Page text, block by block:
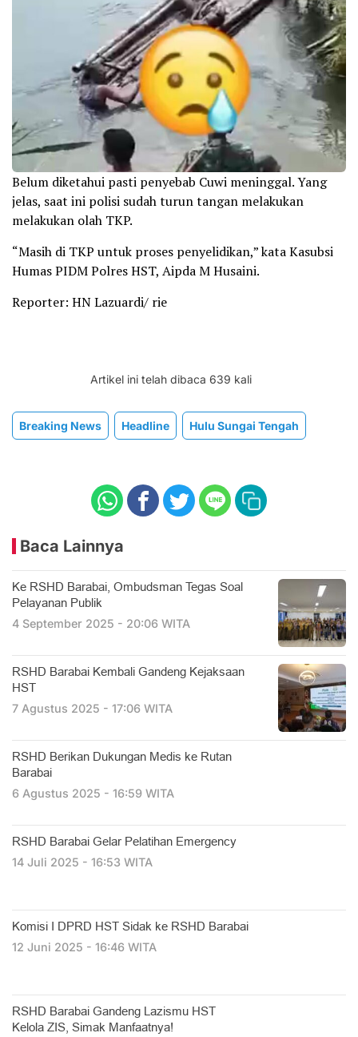
Belum diketahui pasti penyebab Cuwi meninggal. Yang
jelas, saat ini polisi sudah turun tangan melakukan
melakukan olah TKP.
“Masih di TKP untuk proses penyelidikan,” kata Kasubsi
Humas PIDM Polres HST, Aipda M Husaini.
Reporter: HN Lazuardi/ rie
Artikel ini telah dibaca 639 kali
Breaking News Headline Hulu Sungai Tengah
Baca Lainnya
Ke RSHD Barabai, Ombudsman Tegas Soal
Pelayanan Publik
4 September 2025 - 20:06 WITA
RSHD Barabai Kembali Gandeng Kejaksaan
HST
7 Agustus 2025 - 17:06 WITA
RSHD Berikan Dukungan Medis ke Rutan
Barabai
6 Agustus 2025 - 16:59 WITA
RSHD Barabai Gelar Pelatihan Emergency
14 Juli 2025 - 16:53 WITA
Komisi I DPRD HST Sidak ke RSHD Barabai
12 Juni 2025 - 16:46 WITA
RSHD Barabai Gandeng Lazismu HST
Kelola ZIS, Simak Manfaatnya!